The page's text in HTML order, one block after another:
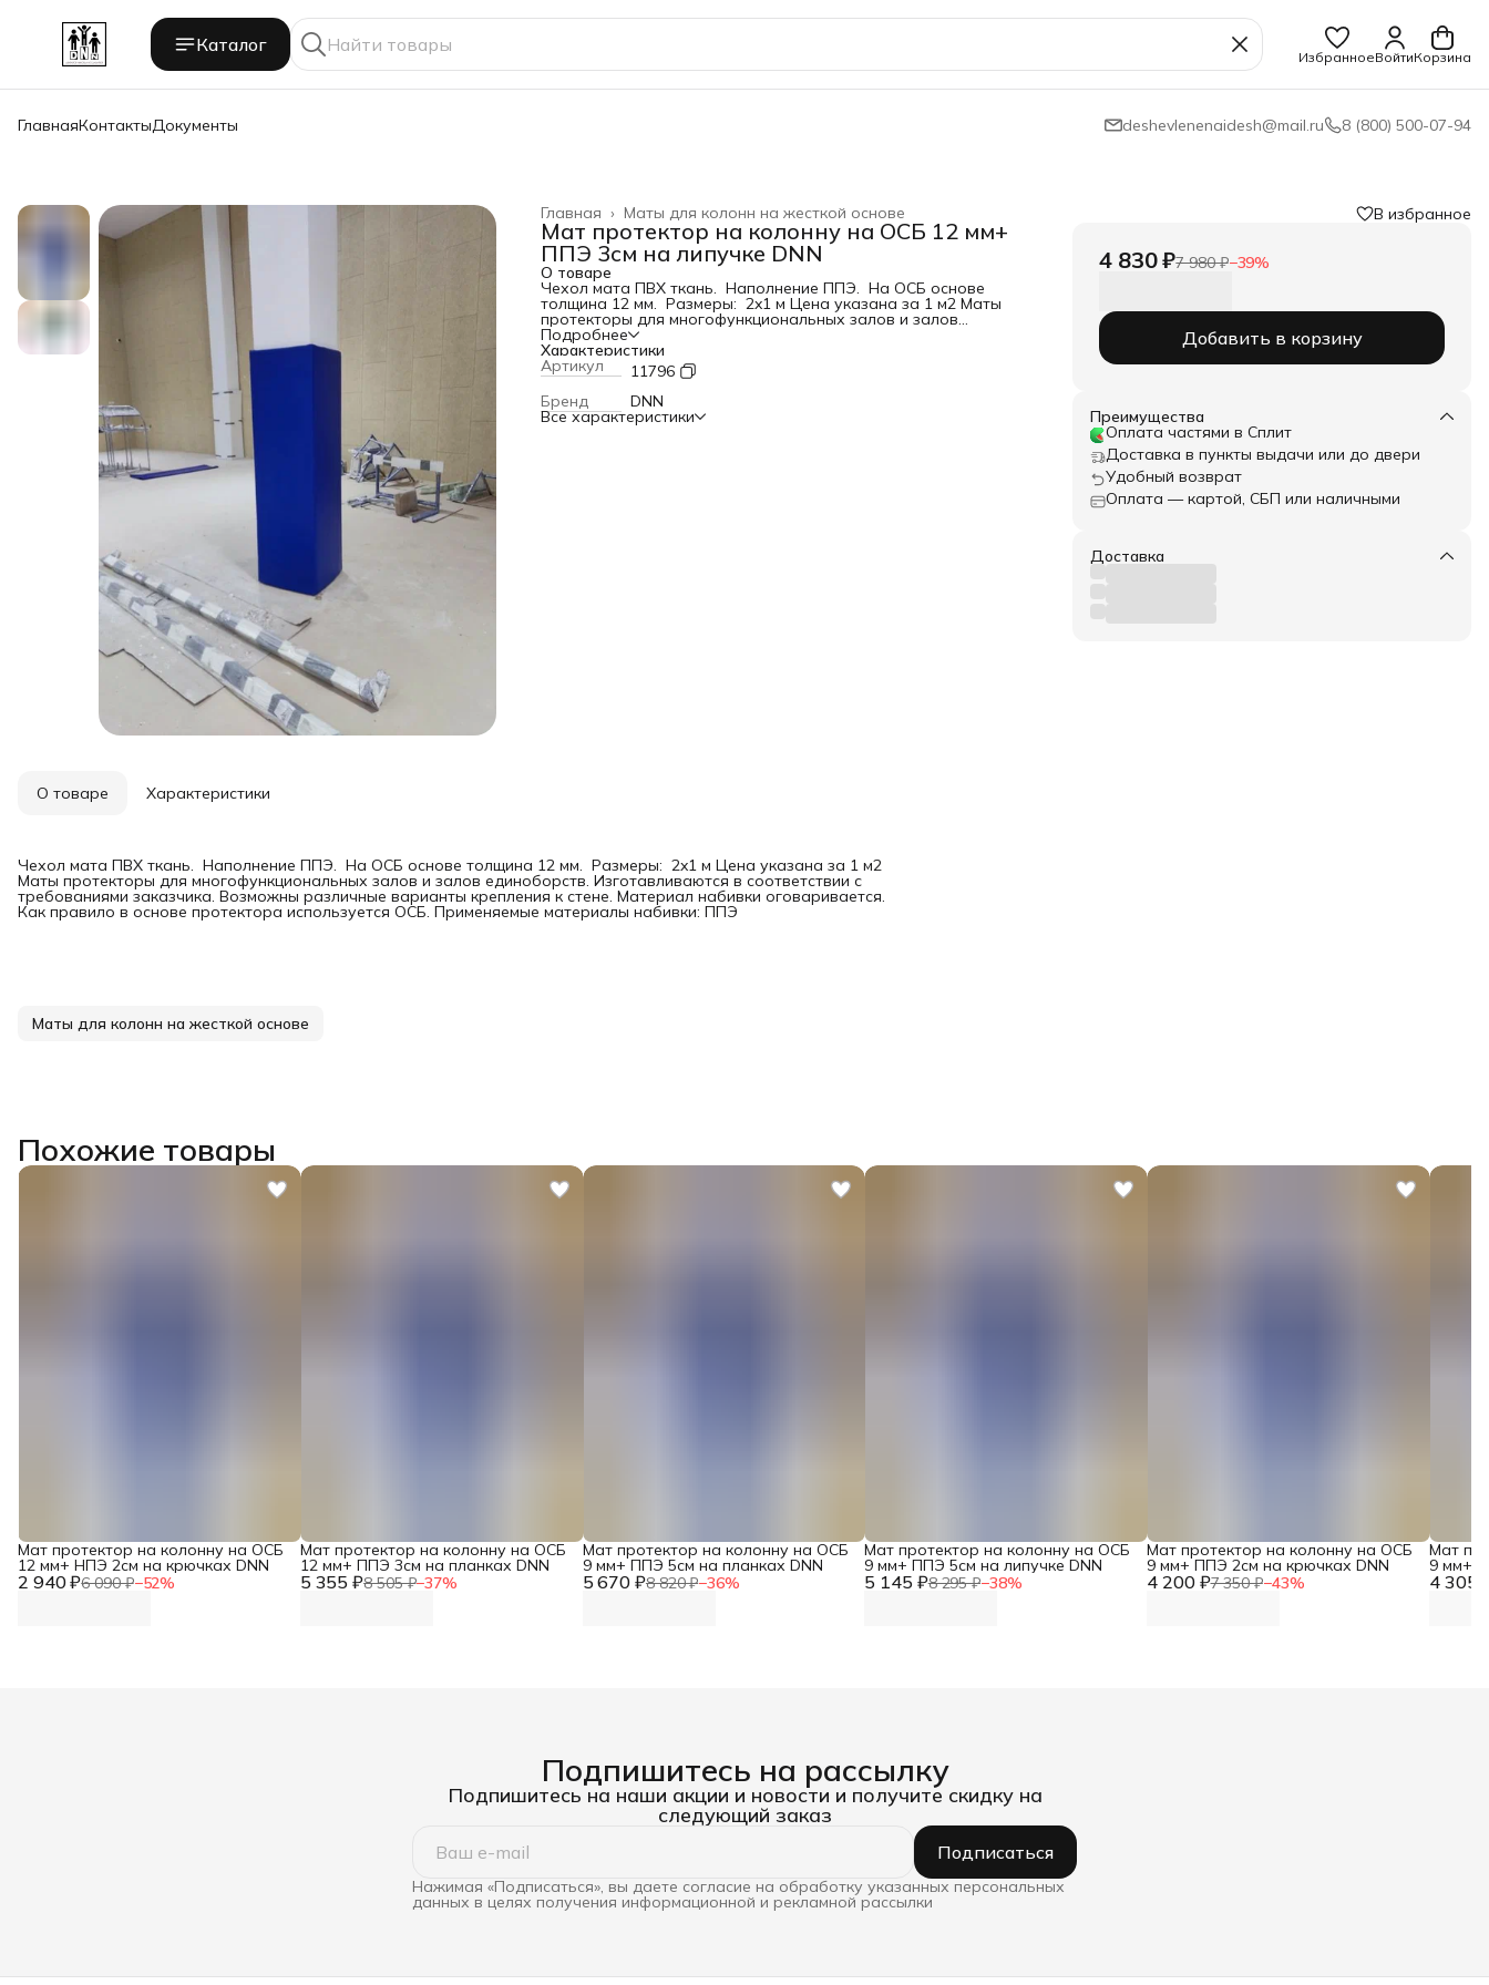
Каталог
ИзбранноеВойтиКорзина
ГлавнаяКонтактыДокументы deshevlenenaidesh@mail.ru 8 (800) 500-07-94
Маты для колонн на жесткой основе
Главная ›
Мат протектор на колонну на ОСБ 12 мм+
ППЭ 3см на липучке DNN
О товаре
Чехол мата ПВХ ткань. Наполнение ППЭ. На ОСБ основе
толщина 12 мм. Размеры: 2x1 м Цена указана за 1 м2 Маты
протекторы для многофункциональных залов и залов
единоборств. Изготавливаются в соответствии с
требованиями заказчика. Возможны различные варианты
крепления к стене. Материал набивки оговаривается. Как
правило в основе протектора используется ОСБ.
Применяемые материалы набивки: ППЭ
Подробнее
Характеристики
Артикул
11796
Бренд
DNN
Все характеристики
В избранное
4 830 ₽7 980 ₽−39%
Добавить в корзину
Преимущества
Оплата частями в Сплит
Доставка в пункты выдачи или до двери
Удобный возврат
Оплата — картой, СБП или наличными
Доставка
О товаре Характеристики
Чехол мата ПВХ ткань. Наполнение ППЭ. На ОСБ основе толщина 12 мм. Размеры: 2x1 м Цена указана за 1 м2
Маты протекторы для многофункциональных залов и залов единоборств. Изготавливаются в соответствии с
требованиями заказчика. Возможны различные варианты крепления к стене. Материал набивки оговаривается.
Как правило в основе протектора используется ОСБ. Применяемые материалы набивки: ППЭ
Маты для колонн на жесткой основе
Похожие товары
2 940 ₽6 090 ₽−52%
Мат протектор на колонну на ОСБ
12 мм+ НПЭ 2см на крючках DNN
5 355 ₽8 505 ₽−37%
Мат протектор на колонну на ОСБ
12 мм+ ППЭ 3см на планках DNN
5 670 ₽8 820 ₽−36%
Мат протектор на колонну на ОСБ
9 мм+ ППЭ 5см на планках DNN
5 145 ₽8 295 ₽−38%
Мат протектор на колонну на ОСБ
9 мм+ ППЭ 5см на липучке DNN
4 200 ₽7 350 ₽−43%
Мат протектор на колонну на ОСБ
9 мм+ ППЭ 2см на крючках DNN
4 305
Мат
9 мм+
Подпишитесь на рассылку
Подпишитесь на наши акции и новости и получите скидку на
следующий заказ
Подписаться
Нажимая «Подписаться», вы даете согласие на обработку указанных персональных
данных в целях получения информационной и рекламной рассылки